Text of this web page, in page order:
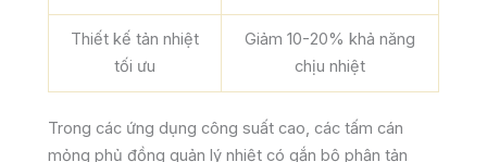
Thiết kế tản nhiệt
tối ưu
Giảm 10-20% khả năng
chịu nhiệt
Trong các ứng dụng công suất cao, các tấm cán
mỏng phủ đồng quản lý nhiệt có gắn bộ phận tản